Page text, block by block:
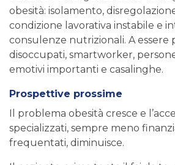
obesità: isolamento,
condizione lavorativa instabile e
consulenze nutrizionali. A essere
disoccupati, smartworker,
emotivi importanti e casalinghe.
Prospettive prossime
Il problema obesità cresce e
specializzati, sempre meno
frequentati, diminuisce.